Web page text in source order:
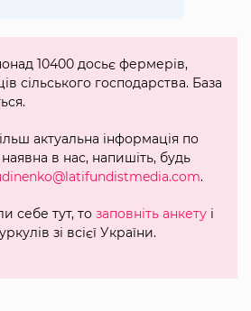
10400 досьє фермерів,
сільського господарства. База
актуальна інформація по
в нас, напишіть, будь
.
себе тут, то заповніть анкету і
зі всієї України.